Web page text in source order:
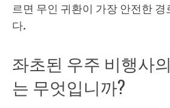
르면 무인 귀환이 가장 안전한 경
다.
좌초된 우주 비행사
는 무엇입니까?